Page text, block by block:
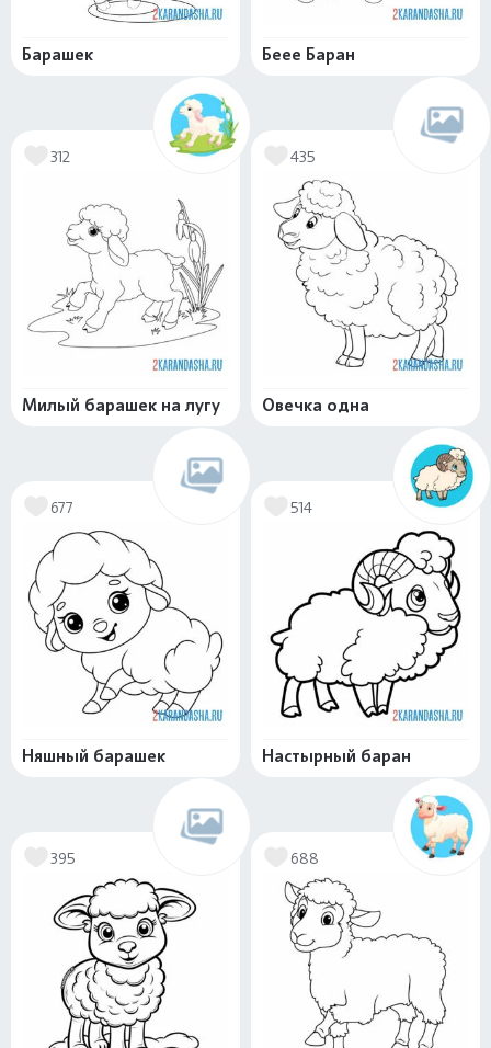
Барашек Беее Баран
312
Милый барашек на лугу
435
Овечка одна
677
Няшный барашек
514
Настырный баран
395 688